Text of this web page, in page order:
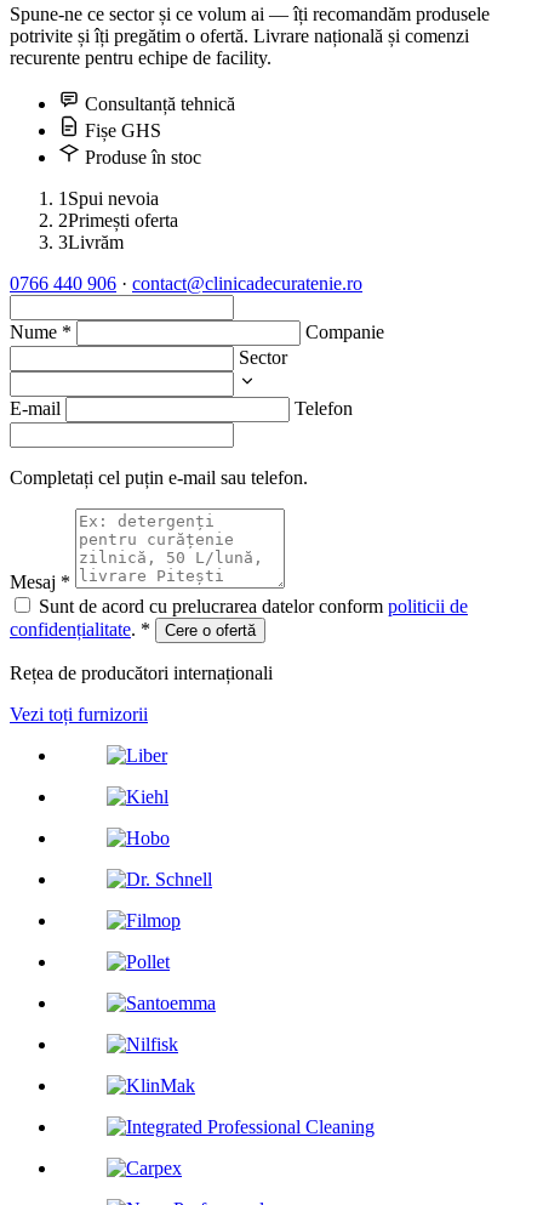
Spune-ne ce sector și ce volum ai — îți recomandăm produsele
potrivite și îți pregătim o ofertă. Livrare națională și comenzi
recurente pentru echipe de facility.
Consultanță tehnică
Fișe GHS
Produse în stoc
1Spui nevoia
2Primești oferta
3Livrăm
0766 440 906 · contact@clinicadecuratenie.ro
Nume *
Companie
Sector
E-mail Telefon
Completați cel puțin e-mail sau telefon.
Mesaj *
Sunt de acord cu prelucrarea datelor conform politicii de
confidențialitate. * Cere o ofertă
Rețea de producători internaționali
Vezi toți furnizorii